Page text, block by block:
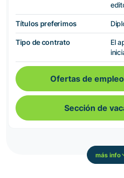
Títulos preferimos
Tipo de contrato
El
Ofertas de
Sección de
más info